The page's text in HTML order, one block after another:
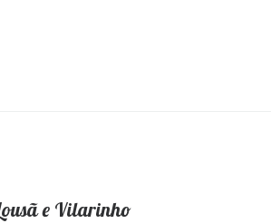
e Vilarinho